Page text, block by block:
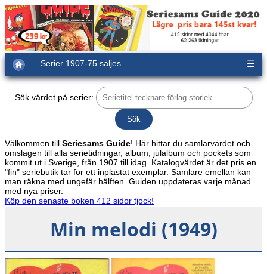
Serier 1907-75 säljes ☰
Sök värdet på serier:
Välkommen till Seriesams Guide! Här hittar du samlarvärdet och
omslagen till alla serietidningar, album, julalbum och pockets som
kommit ut i Sverige, från 1907 till idag. Katalogvärdet är det pris en
"fin" seriebutik tar för ett inplastat exemplar. Samlare emellan kan
man räkna med ungefär hälften. Guiden uppdateras varje månad
med nya priser.
Köp den senaste boken 412 sidor tjock!
Min melodi (1949)